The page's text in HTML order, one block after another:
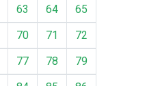
63 64
65
70 71
72
77 78
79